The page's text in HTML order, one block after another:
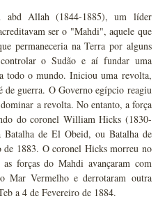
abd Allah (1844-1885), um líder
ser o "Mahdi", aquele que
permaneceria na Terra por alguns
o Sudão e aí fundar uma
todo o mundo. Iniciou uma revolta,
de guerra. O Governo egípcio reagiu
a revolta. No entanto, a força
do coronel William Hicks (1830-
Batalha de El Obeid, ou Batalha de
de 1883. O coronel Hicks morreu no
forças do Mahdi avançaram com
Mar Vermelho e derrotaram outra
a 4 de Fevereiro de 1884.